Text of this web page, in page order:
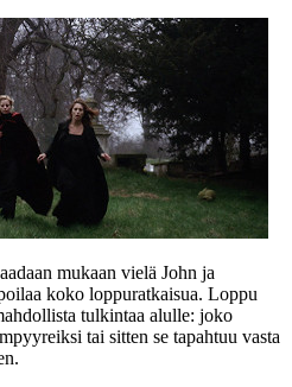
mukaan vielä John ja
koko loppuratkaisua. Loppu
tulkintaa alulle: joko
tai sitten se tapahtuu vasta